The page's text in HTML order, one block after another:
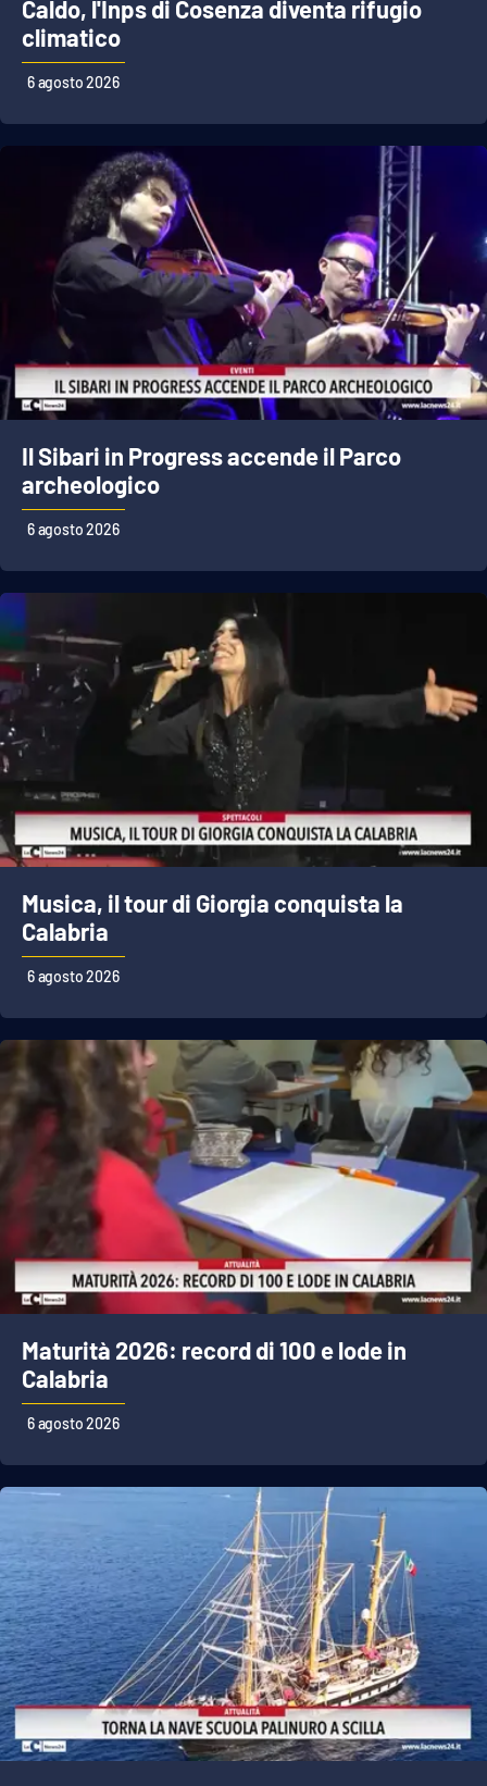
Caldo, l'Inps di Cosenza diventa rifugio
climatico
6 agosto 2026
Il Sibari in Progress accende il Parco
archeologico
6 agosto 2026
Musica, il tour di Giorgia conquista la
Calabria
6 agosto 2026
Maturità 2026: record di 100 e lode in
Calabria
6 agosto 2026